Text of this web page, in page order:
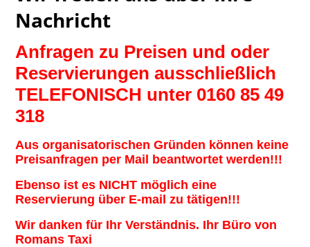
Nachricht
Anfragen zu Preisen und oder
Reservierungen ausschließlich
TELEFONISCH unter 0160 85 49
318
Aus organisatorischen Gründen können keine
Preisanfragen per Mail beantwortet werden!!!
Ebenso ist es NICHT möglich eine
Reservierung über E-mail zu tätigen!!!
Wir danken für Ihr Verständnis. Ihr Büro von
Romans Taxi